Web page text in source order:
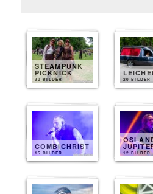
STEAMPUNK
PICKNICK
30 BILDER 20 BILDER
COMBICHRIST
15 BILDER
OSI
12 BILDER